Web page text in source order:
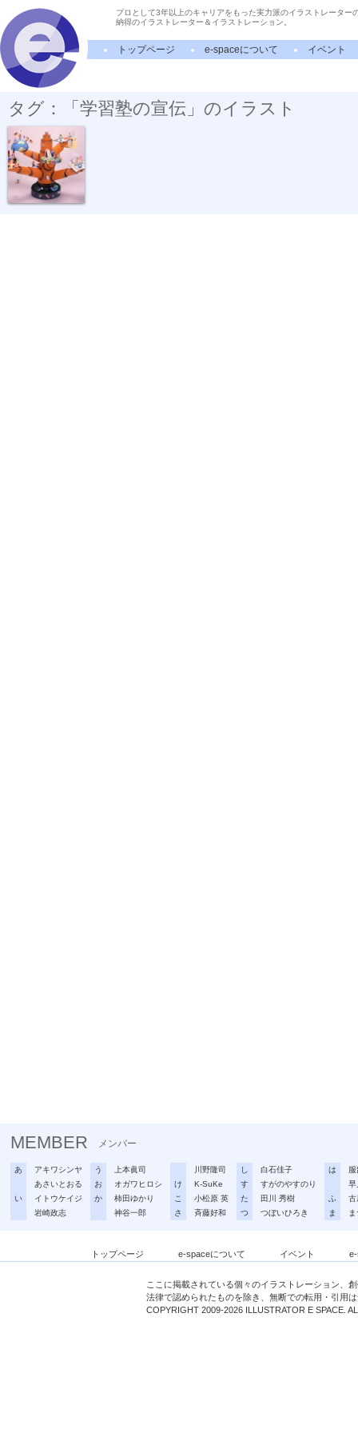
プロとして3年以上のキャリアをもった実力派のイラストレーター
納得のイラストレーター＆イラストレーション。
トップページ e-spaceについて イベント
タグ：「学習塾の宣伝」のイラスト
学樹舎ポスター
MEMBER メンバー
あ
アキワシンヤ
あさいとおる
い
イトウケイジ
岩崎政志
う
上本眞司
お
オガワヒロシ
か
柿田ゆかり
神谷一郎
川野隆司
け
K-SuKe
こ
小松原 英
さ
斉藤好和
し
白石佳子
す
すがのやすのり
た
田川 秀樹
つ
つぼいひろき
は
早
ふ
古
ま
トップページ e-spaceについて イベント
ここに掲載されている個々のイラストレーション、
法律で認められたものを除き、無断での転用・引用
COPYRIGHT 2009-2026 ILLUSTRATOR E SPACE.